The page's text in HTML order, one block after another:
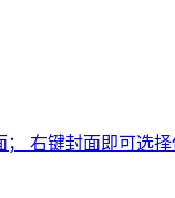
右键封面即可选